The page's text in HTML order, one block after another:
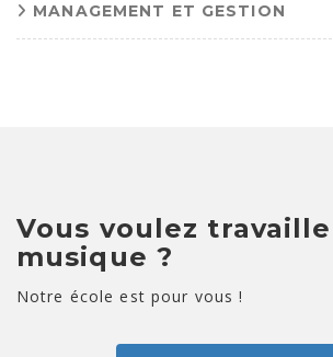
MANAGEMENT ET GESTION
Vous voulez
musique ?
Notre école est pour vous !